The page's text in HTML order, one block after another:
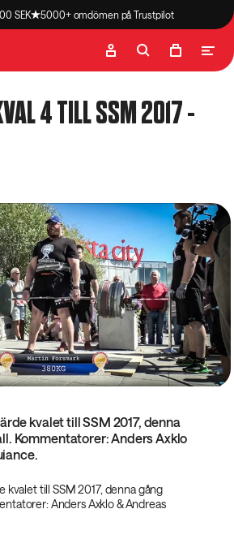
SEK 5000+ omdömen på Trustpilot
4 TILL SSM 2017 -
kvalet till SSM 2017, denna
Kommentatorer: Anders Axklo
kvalet till SSM 2017, denna gång
Anders Axklo & Andreas